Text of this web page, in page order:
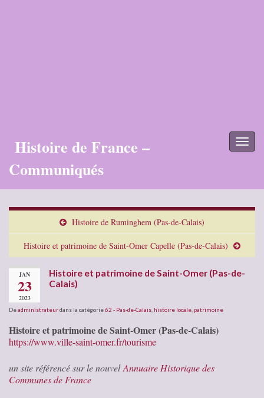
Histoire de France –
Communiqués
Histoire de Ruminghem (Pas-de-Calais)
Histoire et patrimoine de Saint-Omer Capelle (Pas-de-Calais)
JAN
23
2023
Histoire et patrimoine de Saint-Omer (Pas-de-
Calais)
Deadministrateurdans la catégorie62 - Pas-de-Calais histoire locale patrimoine
Histoire et patrimoine de Saint-Omer (Pas-de-Calais)
https://www.ville-saint-omer.fr/tourisme
un site référencé sur le nouvelAnnuaire Historique des
Communes de France